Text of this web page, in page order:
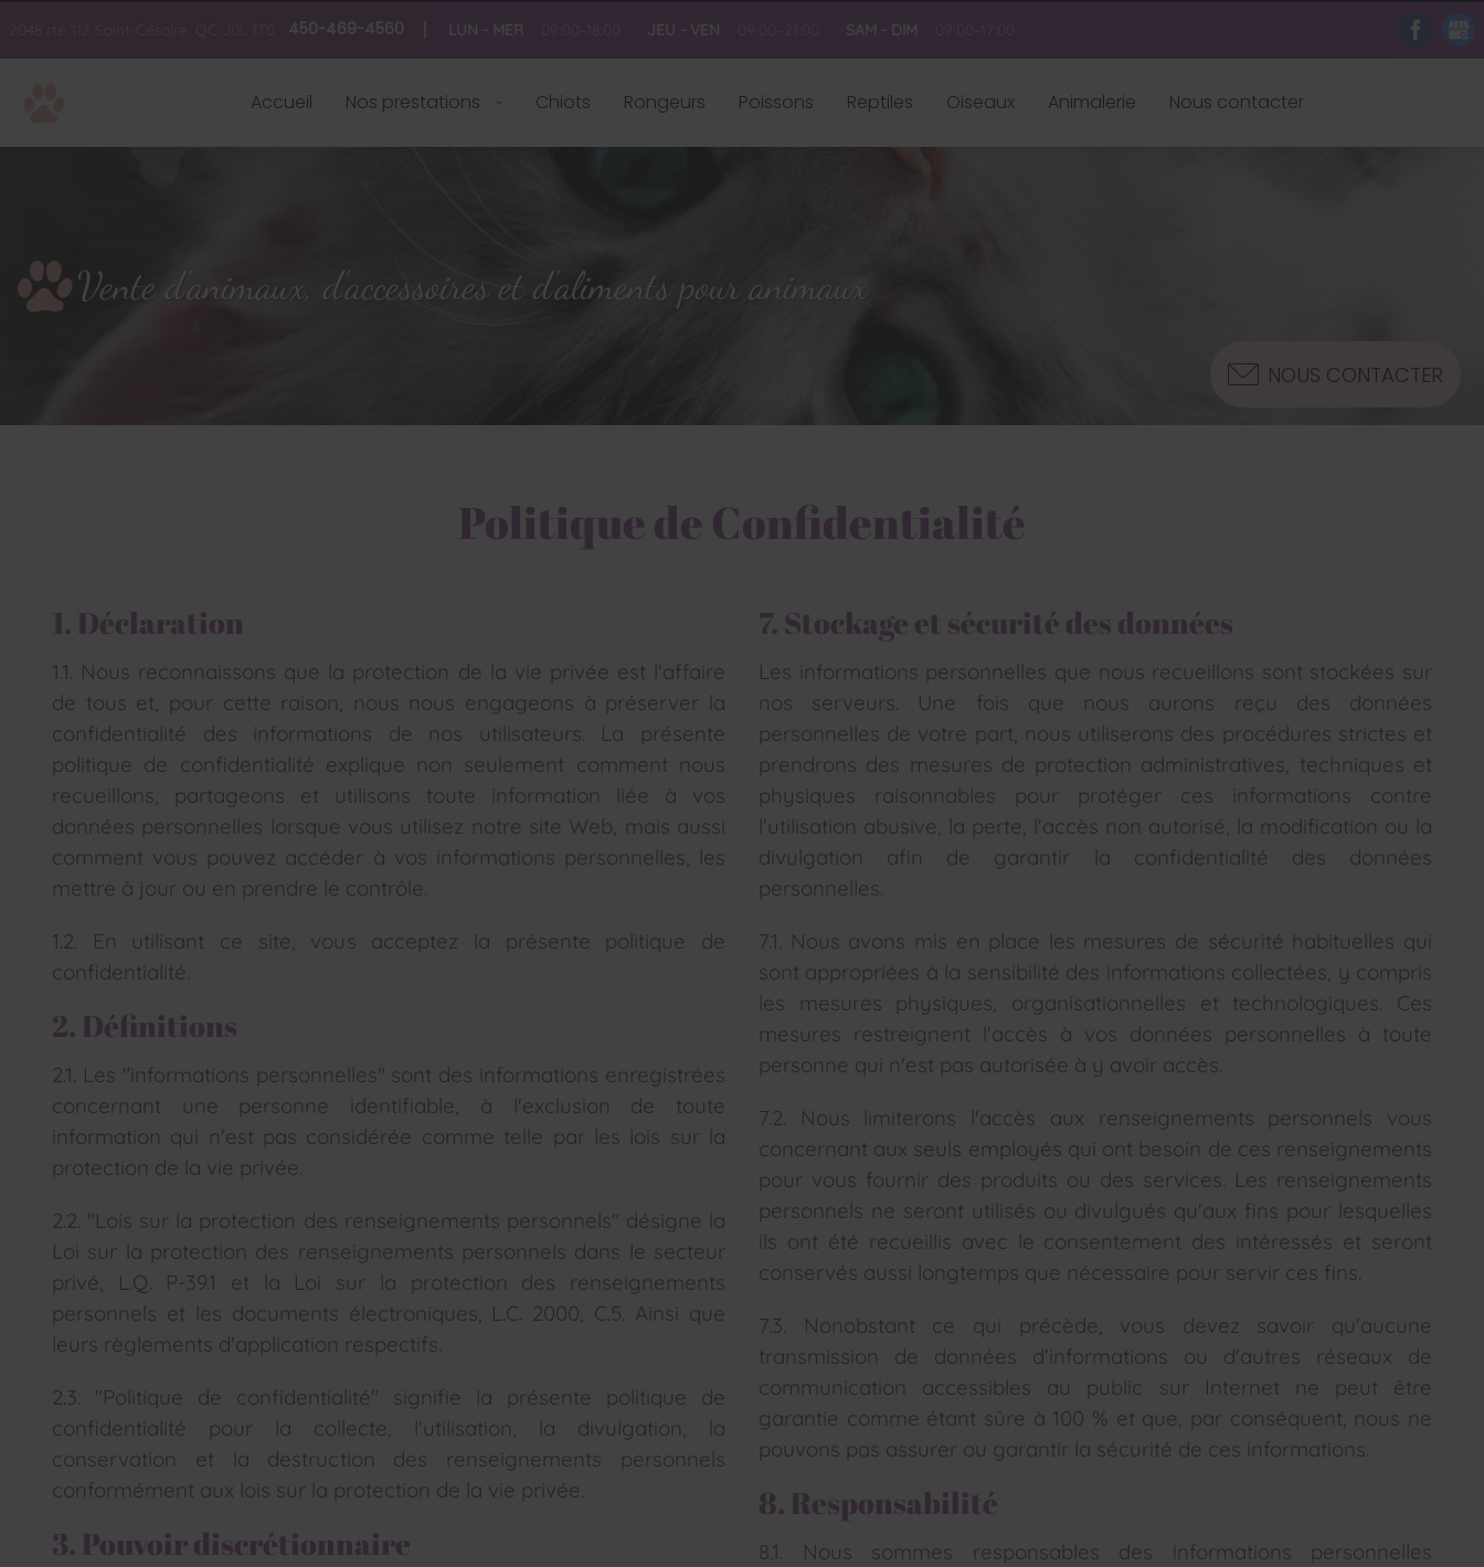
450-469-4560 LUN - MER JEU - VEN SAM - DIM
Vente d'animaux, d'accessoires et d'aliments pour animaux
NOUS CONTACTER
Accueil Nos prestations Chiots Rongeurs Poissons Reptiles Oiseaux Animalerie Nous contacter
Politique de Confidentialité
1. Déclaration
1.1. Nous reconnaissons que la protection de la vie privée est l'affaire
de tous et, pour cette raison, nous nous engageons à préserver la
confidentialité des informations de nos utilisateurs. La présente
politique de confidentialité explique non seulement comment nous
recueillons, partageons et utilisons toute information liée à vos
données personnelles lorsque vous utilisez notre site Web, mais aussi
comment vous pouvez accéder à vos informations personnelles, les
mettre à jour ou en prendre le contrôle.
1.2. En utilisant ce site, vous acceptez la présente politique de
confidentialité.
2. Définitions
2.1. Les "informations personnelles" sont des informations enregistrées
concernant une personne identifiable, à l'exclusion de toute
information qui n'est pas considérée comme telle par les lois sur la
protection de la vie privée.
2.2. "Lois sur la protection des renseignements personnels" désigne la
Loi sur la protection des renseignements personnels dans le secteur
privé, L.Q. P-39.1 et la Loi sur la protection des renseignements
personnels et les documents électroniques, L.C. 2000, C.5. Ainsi que
leurs règlements d'application respectifs.
2.3. "Politique de confidentialité" signifie la présente politique de
confidentialité pour la collecte, l'utilisation, la divulgation, la
conservation et la destruction des renseignements personnels
conformément aux lois sur la protection de la vie privée.
3. Pouvoir discrétionnaire
7. Stockage et sécurité des données
Les informations personnelles que nous recueillons sont stockées sur
nos serveurs. Une fois que nous aurons reçu des données
personnelles de votre part, nous utiliserons des procédures strictes et
prendrons des mesures de protection administratives, techniques et
physiques raisonnables pour protéger ces informations contre
l'utilisation abusive, la perte, l'accès non autorisé, la modification ou la
divulgation afin de garantir la confidentialité des données
personnelles.
7.1. Nous avons mis en place les mesures de sécurité habituelles qui
sont appropriées à la sensibilité des informations collectées, y compris
les mesures physiques, organisationnelles et technologiques. Ces
mesures restreignent l'accès à vos données personnelles à toute
personne qui n'est pas autorisée à y avoir accès.
7.2. Nous limiterons l'accès aux renseignements personnels vous
concernant aux seuls employés qui ont besoin de ces renseignements
pour vous fournir des produits ou des services. Les renseignements
personnels ne seront utilisés ou divulgués qu'aux fins pour lesquelles
ils ont été recueillis avec le consentement des intéressés et seront
conservés aussi longtemps que nécessaire pour servir ces fins.
7.3. Nonobstant ce qui précède, vous devez savoir qu'aucune
transmission de données d'informations ou d'autres réseaux de
communication accessibles au public sur Internet ne peut être
garantie comme étant sûre à 100 % et que, par conséquent, nous ne
pouvons pas assurer ou garantir la sécurité de ces informations.
8. Responsabilité
8.1. Nous sommes responsables des informations personnelles